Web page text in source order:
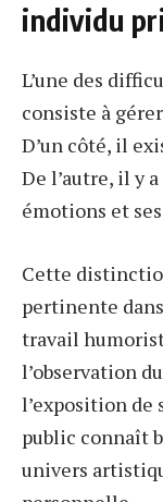
individu
L’une des
consiste à
D’un côté, il
De l’autre, il y
émotions et
Cette
pertinente
travail
l’observation
l’exposition de
public connaît
univers